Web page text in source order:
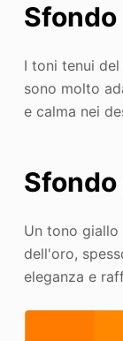
I toni tenui
sono molto
e calma nei
Un tono
dell'oro,
eleganza e